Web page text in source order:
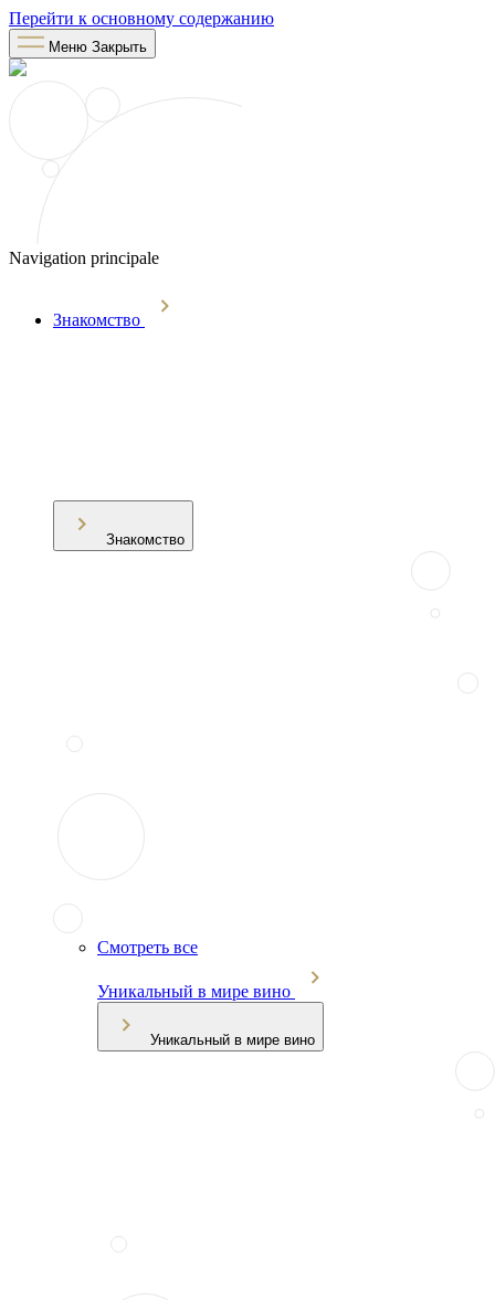
Перейти к основному содержанию
Меню Закрыть
Navigation principale
Знакомство
Знакомство
Смотреть все
Уникальный в мире вино
Уникальный в мире вино